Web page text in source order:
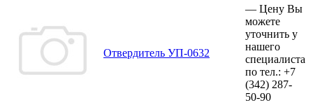
Отвердитель УП-0632
— Цену Вы
можете
уточнить у
нашего
специалиста
по тел.: +7
(342) 287-
50-90